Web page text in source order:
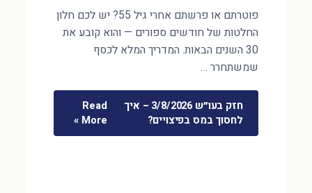
פוטרתם או פרשתם אחרי גיל 55? יש לכם חלון
החלטות של חודשים ספורים — והוא קובע את
30 השנים הבאות. המדריך המלא לכסף
שמשתחרר …
חזק בעו״ש 3/8/2026 – איך
לחסוך במס בפיצויים?
Read
More »